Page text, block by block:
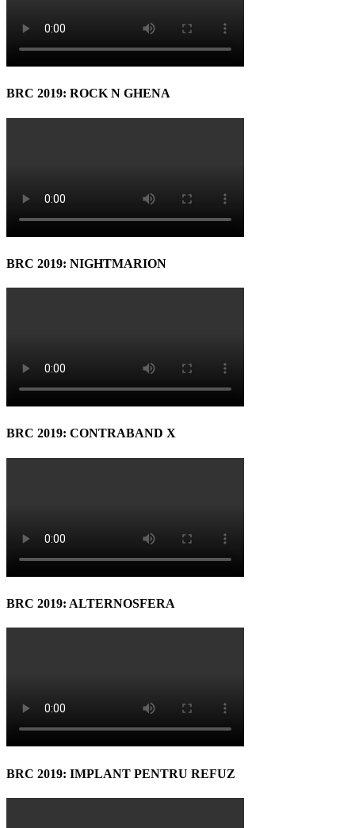
BRC 2019: ROCK N GHENA
BRC 2019: NIGHTMARION
BRC 2019: CONTRABAND X
BRC 2019: ALTERNOSFERA
BRC 2019: IMPLANT PENTRU REFUZ